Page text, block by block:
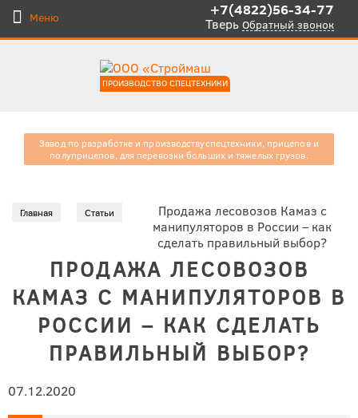
Меню +7(4822)56-34-77
Тверь Обратный звонок
ПРОИЗВОДСТВО СПЕЦТЕХНИКИ
Завод по разработке и производствуспецтехники, прицепов и
полуприцепов, для перевозки больших и тяжелыхгрузов.
Главная Статьи
Продажа лесовозов Камаз с
манипуляторов в России – как
сделать правильный выбор?
ПРОДАЖА ЛЕСОВОЗОВ
КАМАЗ С МАНИПУЛЯТОРОВ В
РОССИИ – КАК СДЕЛАТЬ
ПРАВИЛЬНЫЙ ВЫБОР?
07.12.2020